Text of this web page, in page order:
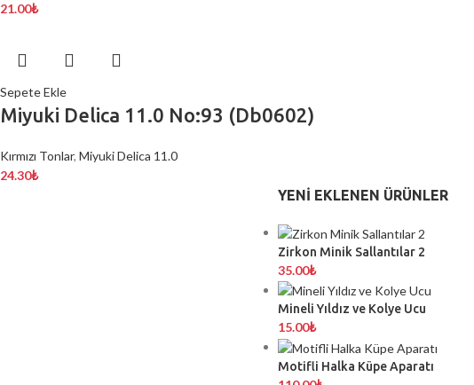
21.00₺
Sepete Ekle
Miyuki Delica 11.0 No:93 (Db0602)
Kırmızı Tonlar, Miyuki Delica 11.0
24.30₺
YENI EKLENEN ÜRÜNLER
Zirkon Minik Sallantılar 2
35.00₺
Mineli Yıldız ve Kolye Ucu
15.00₺
Motifli Halka Küpe Aparatı